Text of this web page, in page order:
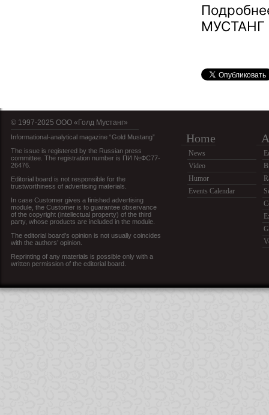
МУСТАНГ
© 1997-2025 OOO «Голд Мустанг»
Informational-analytical magazine “Gold Mustang”
The issue is registered by the Russian press
committee. The registration number is ПИ №ФС77-
26476.
Editorial board is not responsible for the
trustworthiness of advertising materials.
In case Customer gives a finished advertising
module, the Customer is to guarantee observance
of the copyright (intellectual property) of the third
party, whose products are included in the module.
The editorial board’s opinion is not usually coincides
with the authors’ opinion.
Reprinting of any materials is possible only with a
written permission of the editorial board.
Home
News
Video
Humor
Events Calendar